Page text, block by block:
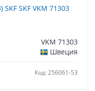
SKF VKM 71303
VKM 71303
Швеция
Код: 256061-53